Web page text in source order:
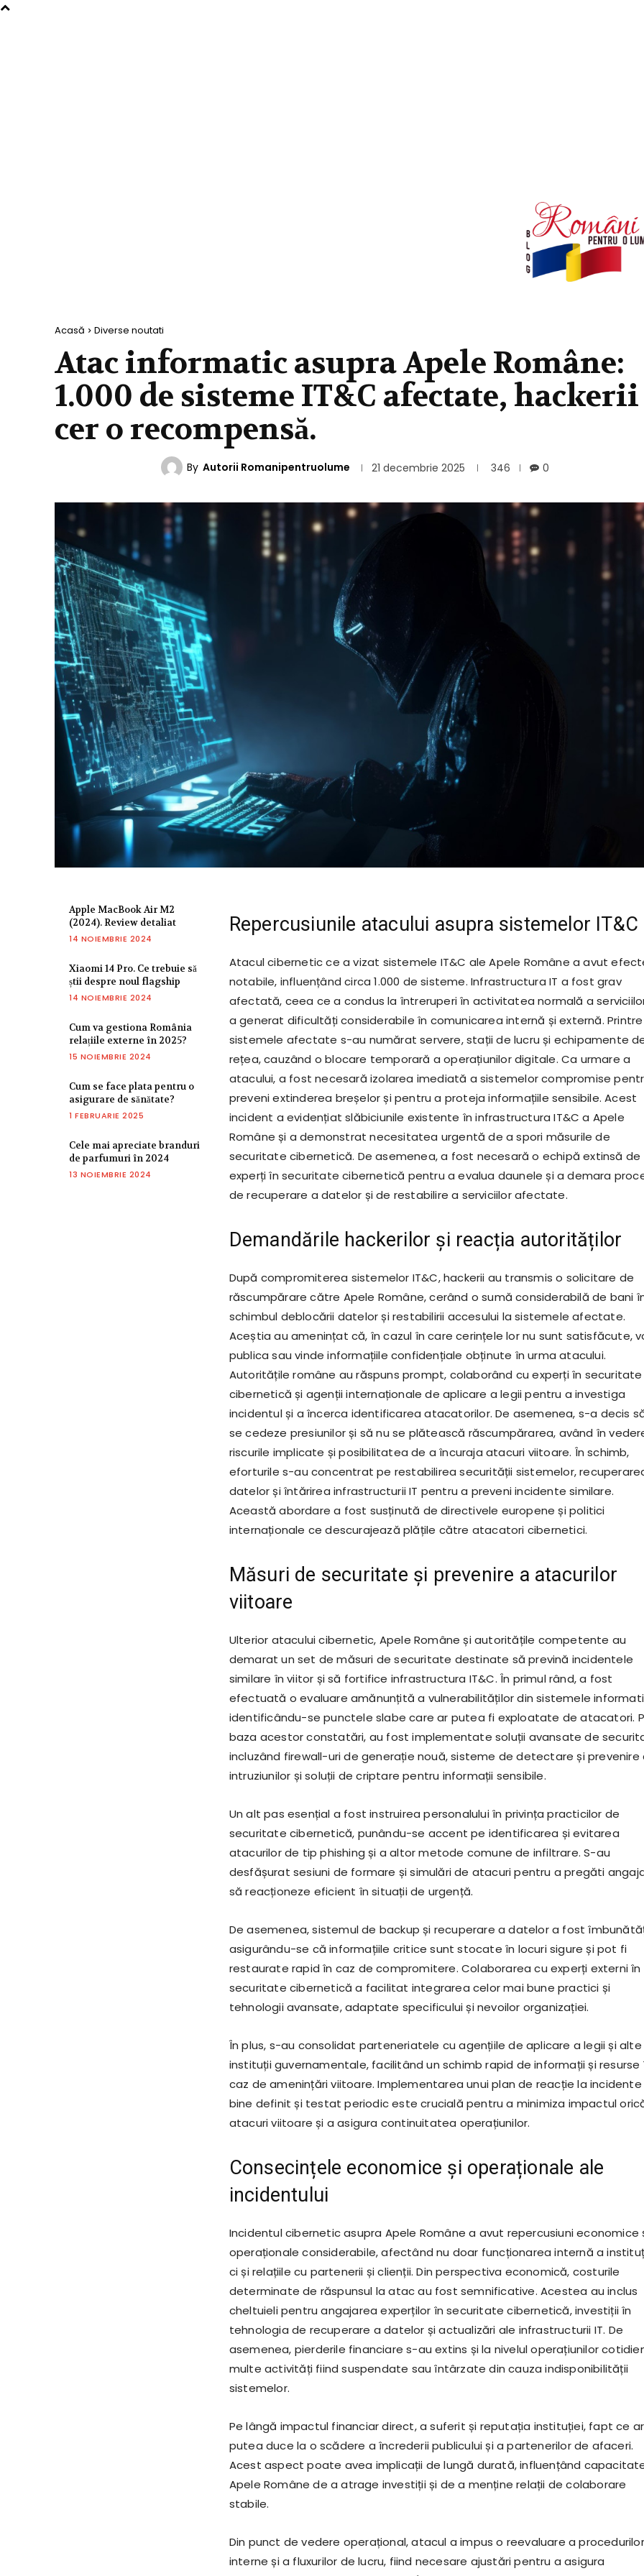
Acasă Diverse noutati
Atac informatic asupra Apele Române:
1.000 de sisteme IT&C afectate, hackerii
cer o recompensă.
By Autorii Romanipentruolume 21 decembrie 2025 346 0
Apple MacBook Air M2
(2024). Review detaliat
14 NOIEMBRIE 2024
Xiaomi 14 Pro. Ce trebuie să
știi despre noul flagship
14 NOIEMBRIE 2024
Cum va gestiona România
relațiile externe în 2025?
15 NOIEMBRIE 2024
Cum se face plata pentru o
asigurare de sănătate?
1 FEBRUARIE 2025
Cele mai apreciate branduri
de parfumuri în 2024
13 NOIEMBRIE 2024
Repercusiunile atacului asupra sistemelor IT&C
Atacul cibernetic ce a vizat sistemele IT&C ale Apele Române a avut
notabile, influențând circa 1.000 de sisteme. Infrastructura IT a fost grav
afectată, ceea ce a condus la întreruperi în activitatea normală a
a generat dificultăți considerabile în comunicarea internă și externă. Printre
sistemele afectate s-au numărat servere, stații de lucru și echipamente
rețea, cauzând o blocare temporară a operațiunilor digitale. Ca urmare a
atacului, a fost necesară izolarea imediată a sistemelor compromise
preveni extinderea breșelor și pentru a proteja informațiile sensibile. Acest
incident a evidențiat slăbiciunile existente în infrastructura IT&C a Apele
Române și a demonstrat necesitatea urgentă de a spori măsurile de
securitate cibernetică. De asemenea, a fost necesară o echipă extinsă de
experți în securitate cibernetică pentru a evalua daunele și a demara
de recuperare a datelor și de restabilire a serviciilor afectate.
Demandările hackerilor și reacția autorităților
După compromiterea sistemelor IT&C, hackerii au transmis o solicitare de
răscumpărare către Apele Române, cerând o sumă considerabilă de bani
schimbul deblocării datelor și restabilirii accesului la sistemele afectate.
Aceștia au amenințat că, în cazul în care cerințele lor nu sunt satisfăcute,
publica sau vinde informațiile confidențiale obținute în urma atacului.
Autoritățile române au răspuns prompt, colaborând cu experți în securitate
cibernetică și agenții internaționale de aplicare a legii pentru a investiga
incidentul și a încerca identificarea atacatorilor. De asemenea, s-a decis
se cedeze presiunilor și să nu se plătească răscumpărarea, având în
riscurile implicate și posibilitatea de a încuraja atacuri viitoare. În schimb,
eforturile s-au concentrat pe restabilirea securității sistemelor,
datelor și întărirea infrastructurii IT pentru a preveni incidente similare.
Această abordare a fost susținută de directivele europene și politici
internaționale ce descurajează plățile către atacatori cibernetici.
Măsuri de securitate și prevenire a atacurilor
viitoare
Ulterior atacului cibernetic, Apele Române și autoritățile competente au
demarat un set de măsuri de securitate destinate să prevină incidentele
similare în viitor și să fortifice infrastructura IT&C. În primul rând, a fost
efectuată o evaluare amănunțită a vulnerabilităților din sistemele
identificându-se punctele slabe care ar putea fi exploatate de atacatori.
baza acestor constatări, au fost implementate soluții avansate de
incluzând firewall-uri de generație nouă, sisteme de detectare și prevenire
intruziunilor și soluții de criptare pentru informații sensibile.
Un alt pas esențial a fost instruirea personalului în privința practicilor de
securitate cibernetică, punându-se accent pe identificarea și evitarea
atacurilor de tip phishing și a altor metode comune de infiltrare. S-au
desfășurat sesiuni de formare și simulări de atacuri pentru a pregăti
să reacționeze eficient în situații de urgență.
De asemenea, sistemul de backup și recuperare a datelor a fost
asigurându-se că informațiile critice sunt stocate în locuri sigure și pot fi
restaurate rapid în caz de compromitere. Colaborarea cu experți externi în
securitate cibernetică a facilitat integrarea celor mai bune practici și
tehnologii avansate, adaptate specificului și nevoilor organizației.
În plus, s-au consolidat parteneriatele cu agențiile de aplicare a legii și alte
instituții guvernamentale, facilitând un schimb rapid de informații și resurse
caz de amenințări viitoare. Implementarea unui plan de reacție la incidente
bine definit și testat periodic este crucială pentru a minimiza impactul
atacuri viitoare și a asigura continuitatea operațiunilor.
Consecințele economice și operaționale ale
incidentului
Incidentul cibernetic asupra Apele Române a avut repercusiuni economice
operaționale considerabile, afectând nu doar funcționarea internă a
ci și relațiile cu partenerii și clienții. Din perspectiva economică, costurile
determinate de răspunsul la atac au fost semnificative. Acestea au inclus
cheltuieli pentru angajarea experților în securitate cibernetică, investiții în
tehnologia de recuperare a datelor și actualizări ale infrastructurii IT. De
asemenea, pierderile financiare s-au extins și la nivelul operațiunilor
multe activități fiind suspendate sau întârzate din cauza indisponibilității
sistemelor.
Pe lângă impactul financiar direct, a suferit și reputația instituției, fapt ce ar
putea duce la o scădere a încrederii publicului și a partenerilor de afaceri.
Acest aspect poate avea implicații de lungă durată, influențând
Apele Române de a atrage investiții și de a menține relații de colaborare
stabile.
Din punct de vedere operațional, atacul a impus o reevaluare a procedurilor
interne și a fluxurilor de lucru, fiind necesare ajustări pentru a asigura